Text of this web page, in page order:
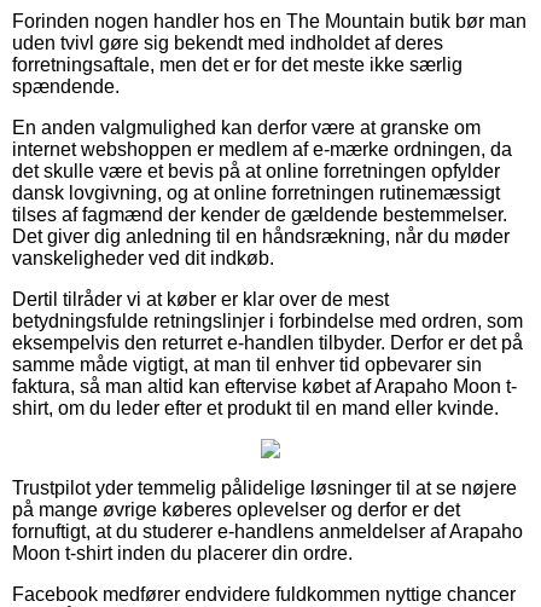
Forinden nogen handler hos en The Mountain butik bør man
uden tvivl gøre sig bekendt med indholdet af deres
forretningsaftale, men det er for det meste ikke særlig
spændende.
En anden valgmulighed kan derfor være at granske om
internet webshoppen er medlem af e-mærke ordningen, da
det skulle være et bevis på at online forretningen opfylder
dansk lovgivning, og at online forretningen rutinemæssigt
tilses af fagmænd der kender de gældende bestemmelser.
Det giver dig anledning til en håndsrækning, når du møder
vanskeligheder ved dit indkøb.
Dertil tilråder vi at køber er klar over de mest
betydningsfulde retningslinjer i forbindelse med ordren, som
eksempelvis den returret e-handlen tilbyder. Derfor er det på
samme måde vigtigt, at man til enhver tid opbevarer sin
faktura, så man altid kan eftervise købet af Arapaho Moon t-
shirt, om du leder efter et produkt til en mand eller kvinde.
Trustpilot yder temmelig pålidelige løsninger til at se nøjere
på mange øvrige køberes oplevelser og derfor er det
fornuftigt, at du studerer e-handlens anmeldelser af Arapaho
Moon t-shirt inden du placerer din ordre.
Facebook medfører endvidere fuldkommen nyttige chancer